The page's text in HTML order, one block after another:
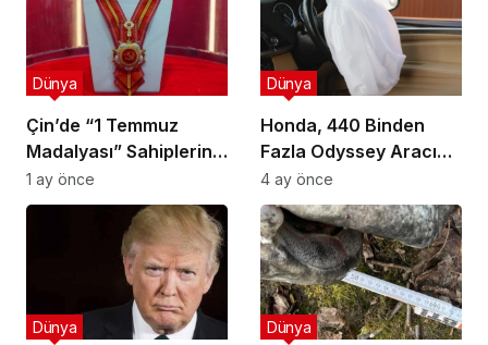
Çin’de “1 Temmuz
Madalyası” Sahiplerini
Buluyor: Kimler Bu
Onura Layık Görüldü?
Dünya
1 ay önce
Honda, 440 Binden
Fazla Odyssey Aracını
Geri Çağırıyor
Dünya
4 ay önce
Dünya Dünya